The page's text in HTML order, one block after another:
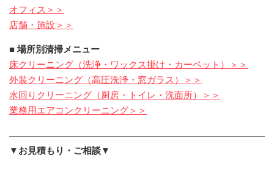
オフィス＞＞
店舗・施設＞＞
■ 場所別清掃メニュー
床クリーニング（洗浄・ワックス掛け・カーペット）＞＞
外装クリーニング（高圧洗浄・窓ガラス）＞＞
水回りクリーニング（厨房・トイレ・洗面所）＞＞
業務用エアコンクリーニング＞＞
▼お見積もり・ご相談▼